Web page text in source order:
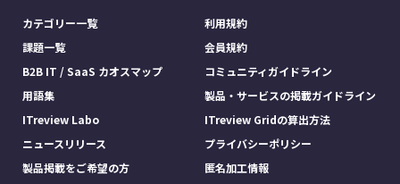
カテゴリー一覧
課題一覧
B2B IT / SaaS カオスマップ
用語集
ITreview Labo
ニュースリリース
製品掲載をご希望の方
利用規約
会員規約
コミュニティガイドライン
製品・サービスの掲載ガイドライン
ITreview Gridの算出方法
プライバシーポリシー
匿名加工情報